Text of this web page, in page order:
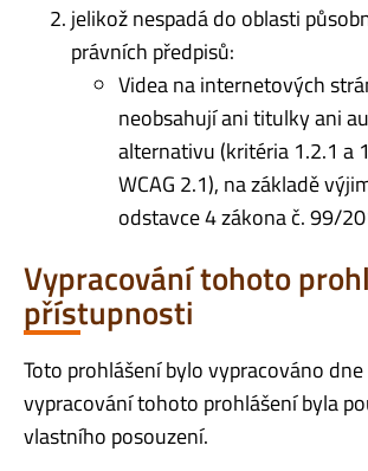
jelikož nespadá do oblasti
právních předpisů:
Videa na internetových
neobsahují ani titulky ani
alternativu (kritéria 1.2.1 a
WCAG 2.1), na základě
odstavce 4 zákona č. 99/
Vypracování tohoto
přístupnosti
Toto prohlášení bylo vypracováno
vypracování tohoto prohlášení byla
vlastního posouzení.